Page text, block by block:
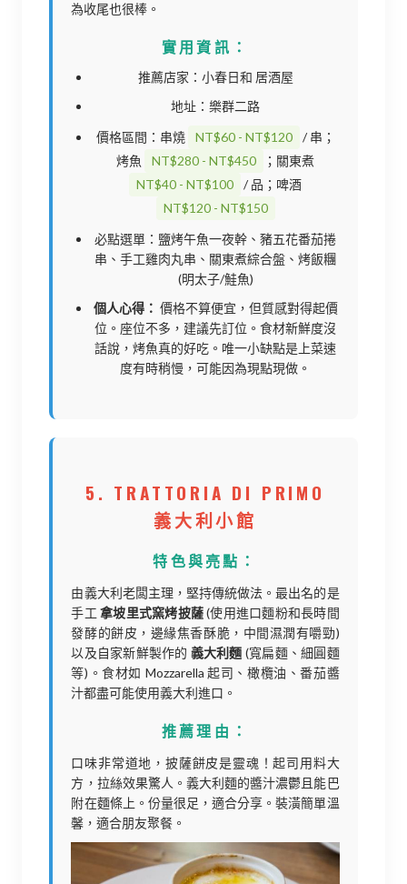
為收尾也很棒。
實用資訊：
推薦店家：小春日和 居酒屋
地址：樂群二路
價格區間：串燒
NT$60 - NT$120
/ 串；
烤魚
NT$280 - NT$450
；關東煮
NT$40 - NT$100
/ 品；啤酒
NT$120 - NT$150
必點選單：鹽烤午魚一夜幹、豬五花番茄捲
串、手工雞肉丸串、關東煮綜合盤、烤飯糰
(明太子/鮭魚)
個人心得： 價格不算便宜，但質感對得起價
位。座位不多，建議先訂位。食材新鮮度沒
話說，烤魚真的好吃。唯一小缺點是上菜速
度有時稍慢，可能因為現點現做。
5. TRATTORIA DI PRIMO
義大利小館
特色與亮點：
由義大利老闆主理，堅持傳統做法。最出名的是
手工拿坡里式窯烤披薩(使用進口麵粉和長時間
發酵的餅皮，邊緣焦香酥脆，中間濕潤有嚼勁)
以及自家新鮮製作的 義大利麵 (寬扁麵、細圓麵
等)。食材如 Mozzarella 起司、橄欖油、番茄醬
汁都盡可能使用義大利進口。
推薦理由：
口味非常道地，披薩餅皮是靈魂！起司用料大
方，拉絲效果驚人。義大利麵的醬汁濃鬱且能巴
附在麵條上。份量很足，適合分享。裝潢簡單溫
馨，適合朋友聚餐。